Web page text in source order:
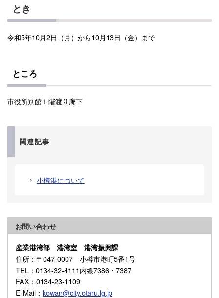
とき
令和5年10月2日（月）から10月13日（金）まで
ところ
市役所別館１階渡り廊下
関連記事
小樽港について
お問い合わせ
産業港湾部 港湾室 港湾振興課
住所 ：〒047-0007 小樽市港町5番1号
TEL ：0134-32-4111内線7386・7387
FAX ：0134-23-1109
E-Mail ： kowan@city.otaru.lg.jp